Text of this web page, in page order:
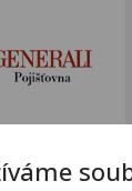
KTM